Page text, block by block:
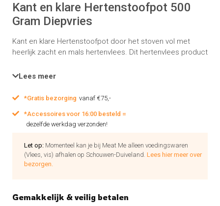
Kant en klare Hertenstoofpot 500
Gram Diepvries
Kant en klare Hertenstoofpot door het stoven vol met
heerlijk zacht en mals hertenvlees. Dit hertenvlees product
waardoor de smaak en kwaliteit optimaal behouden blijft.
gram)
Lees meer
*Gratis bezorging vanaf €75,-
*Accessoires voor 16:00 besteld =
dezelfde werkdag verzonden!
Let op: Momenteel kan je bij Meat Me alleen voedingswaren
(Vlees, vis) afhalen op Schouwen-Duiveland. Lees hier meer over
bezorgen.
Gemakkelijk & veilig betalen